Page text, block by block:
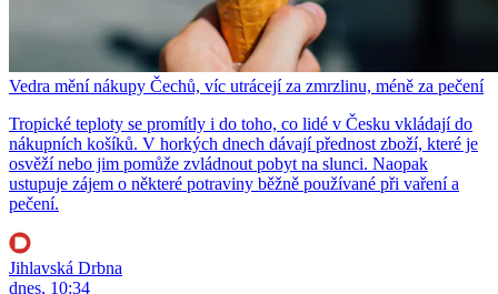
Vedra mění nákupy Čechů, víc utrácejí za zmrzlinu, méně za pečení
Tropické teploty se promítly i do toho, co lidé v Česku vkládají do
nákupních košíků. V horkých dnech dávají přednost zboží, které je
osvěží nebo jim pomůže zvládnout pobyt na slunci. Naopak
ustupuje zájem o některé potraviny běžně používané při vaření a
pečení.
Jihlavská Drbna
dnes, 10:34